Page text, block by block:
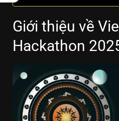
Giới thiệu về
Hackathon